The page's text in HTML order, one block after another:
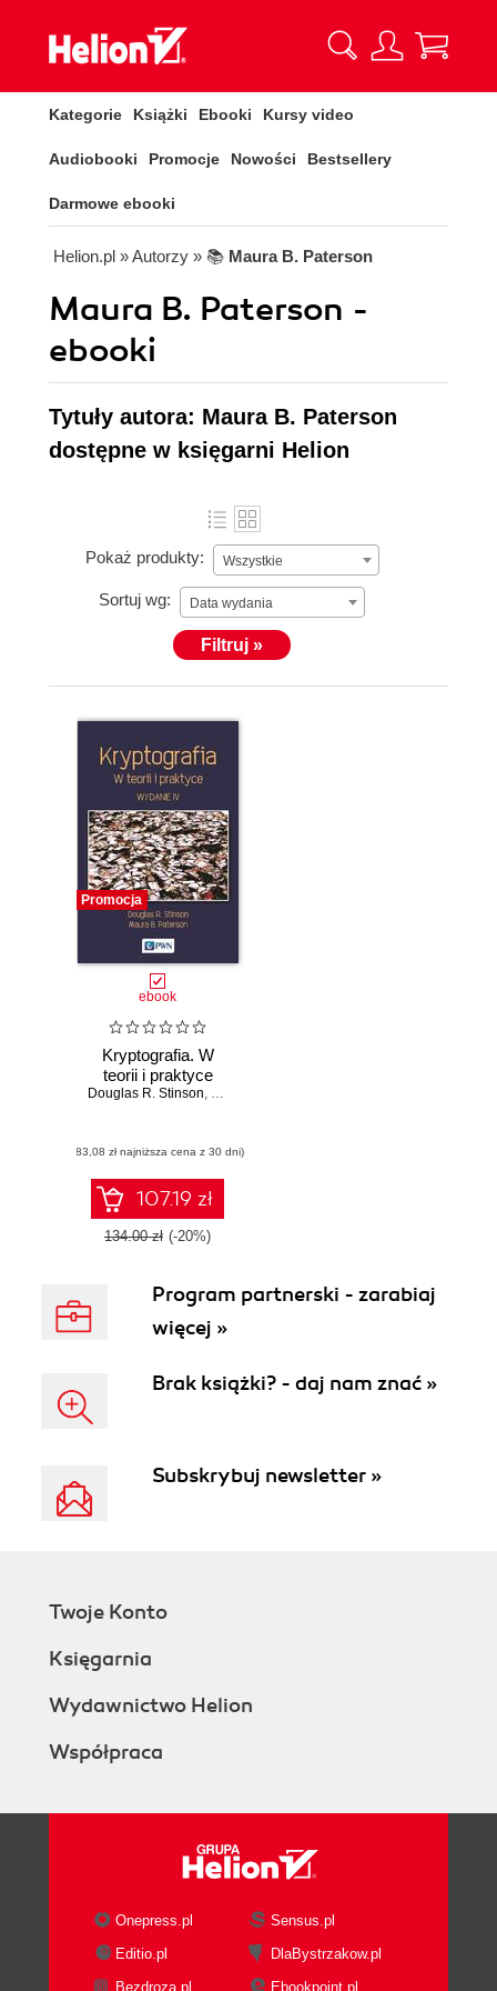
Kategorie Książki Ebooki Kursy video
Audiobooki Promocje Nowości Bestsellery
Darmowe ebooki
Helion.pl » Autorzy » 📚 Maura B. Paterson
Maura B. Paterson -
ebooki
Tytuły autora: Maura B. Paterson
dostępne w księgarni Helion
Pokaż produkty: Wszystkie
Sortuj wg: Data wydania
Filtruj »
Promocja
ebook
Kryptografia. W
teorii i praktyce
Douglas R. Stinson, Maura B. Paterson
(83,08 zł najniższa cena z 30 dni)
107.19 zł
134.00 zł (-20%)
Program partnerski - zarabiaj
więcej »
Brak książki? - daj nam znać »
Subskrybuj newsletter »
Twoje Konto
Księgarnia
Wydawnictwo Helion
Współpraca
Onepress.pl
Sensus.pl
Editio.pl
DlaBystrzakow.pl
Bezdroza.pl
Ebookpoint.pl